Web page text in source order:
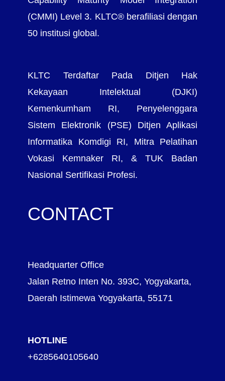
(CMMI) Level 3. KLTC® berafiliasi dengan
50 institusi global.
KLTC Terdaftar Pada Ditjen Hak
Kekayaan Intelektual (DJKI)
Kemenkumham RI, Penyelenggara
Sistem Elektronik (PSE) Ditjen Aplikasi
Informatika Komdigi RI, Mitra Pelatihan
Vokasi Kemnaker RI, & TUK Badan
Nasional Sertifikasi Profesi.
CONTACT
Headquarter Office
Jalan Retno Inten No. 393C, Yogyakarta,
Daerah Istimewa Yogyakarta, 55171
HOTLINE
+6285640105640